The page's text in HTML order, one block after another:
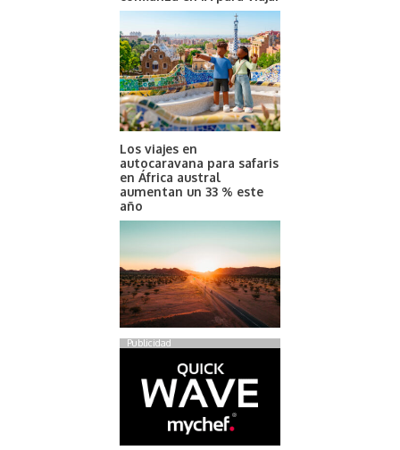
Los viajes en
autocaravana para safaris
en África austral
aumentan un 33 % este
año
Publicidad